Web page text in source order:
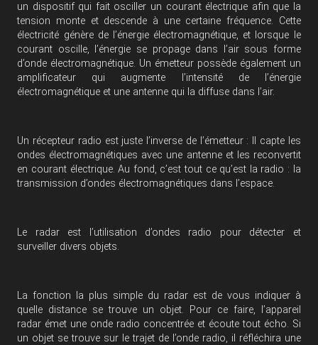
un dispositif qui fait osciller un courant électrique afin que la
tension monte et descende à une certaine fréquence. Cette
électricité génère de l’énergie électromagnétique, et lorsque le
courant oscille, l’énergie se propage dans l’air sous forme
d’onde électromagnétique. Un émetteur possède également un
amplificateur qui augmente l’intensité de l’énergie
électromagnétique et une antenne qui la diffuse dans l’air.
Un récepteur radio est juste l’inverse de l’émetteur : Il capte les
ondes électromagnétiques avec une antenne et les reconvertit
en courant électrique. Au fond, c’est tout ce qu’est la radio : la
transmission d’ondes électromagnétiques dans l’espace.
Le radar est l’utilisation d’ondes radio pour détecter et
surveiller divers objets.
La fonction la plus simple du radar est de vous indiquer à
quelle distance se trouve un objet. Pour ce faire, l’appareil
radar émet une onde radio concentrée et écoute tout écho. Si
un objet se trouve sur le trajet de l’onde radio, il réfléchira une